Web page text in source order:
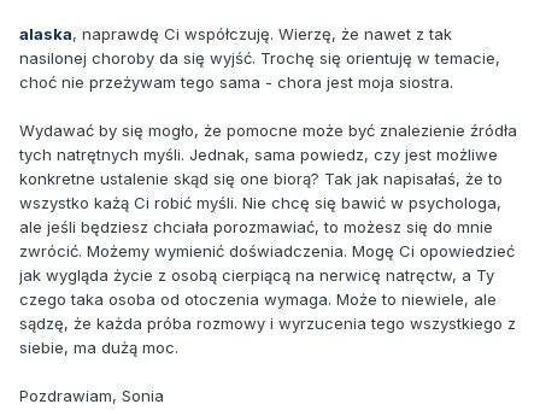
alaska, naprawdę Ci współczuję. Wierzę, że nawet z tak
nasilonej choroby da się wyjść. Trochę się orientuję w temacie,
choć nie przeżywam tego sama - chora jest moja siostra.
Wydawać by się mogło, że pomocne może być znalezienie źródła
tych natrętnych myśli. Jednak, sama powiedz, czy jest możliwe
konkretne ustalenie skąd się one biorą? Tak jak napisałaś, że to
wszystko każą Ci robić myśli. Nie chcę się bawić w psychologa,
ale jeśli będziesz chciała porozmawiać, to możesz się do mnie
zwrócić. Możemy wymienić doświadczenia. Mogę Ci opowiedzieć
jak wygląda życie z osobą cierpiącą na nerwicę natręctw, a Ty
czego taka osoba od otoczenia wymaga. Może to niewiele, ale
sądzę, że każda próba rozmowy i wyrzucenia tego wszystkiego z
siebie, ma dużą moc.
Pozdrawiam, Sonia